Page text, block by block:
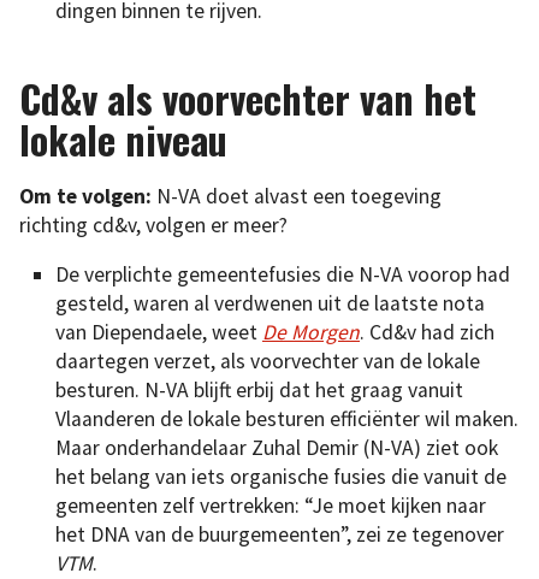
dingen binnen te rijven.
Cd&v als voorvechter van het
lokale niveau
Om te volgen: N-VA doet alvast een toegeving
richting cd&v, volgen er meer?
De verplichte gemeentefusies die N-VA voorop had
gesteld, waren al verdwenen uit de laatste nota
van Diependaele, weet De Morgen. Cd&v had zich
daartegen verzet, als voorvechter van de lokale
besturen. N-VA blijft erbij dat het graag vanuit
Vlaanderen de lokale besturen efficiënter wil maken.
Maar onderhandelaar Zuhal Demir (N-VA) ziet ook
het belang van iets organische fusies die vanuit de
gemeenten zelf vertrekken: “Je moet kijken naar
het DNA van de buurgemeenten”, zei ze tegenover
VTM.